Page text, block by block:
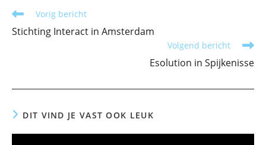
Lees
meer
artikelen
Vorig bericht
Stichting Interact in Amsterdam
Volgend bericht
Esolution in Spijkenisse
DIT VIND JE VAST OOK LEUK